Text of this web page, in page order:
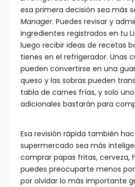
esa primera decisión sea más
Manager. Puedes revisar y
ingredientes registrados en tu
luego recibir ideas de recetas
tienes en el refrigerador. Unas
pueden convertirse en una
queso y las sobras pueden
tabla de carnes frías, y solo
adicionales bastarán para
Esa revisión rápida también
supermercado sea más
comprar papas fritas, cerveza,
puedes preocuparte menos
por olvidar lo más importante